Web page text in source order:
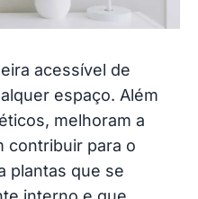
acessível de
espaço. Além
melhoram a
contribuir para o
plantas que se